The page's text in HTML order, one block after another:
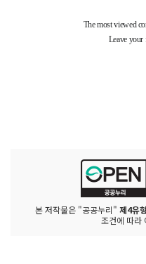
본 저작물은 "공공누리" 제4유
조건에 따라